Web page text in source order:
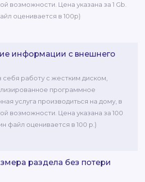
возможности. Цена указана за 1 Gb.
оценивается в 100р)
информации с внешнего
себя работу с жестким диском,
программное
услуга производиться на дому, в
возможности. Цена указана за 100
файл оценивается в 100 р.)
раздела без потери